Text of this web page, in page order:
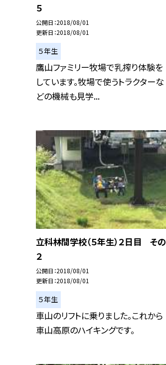
５
公開日 2018/08/01
更新日 2018/08/01
５年生
鷹山ファミリー牧場で乳搾り体験を
しています。牧場で使うトラクターな
どの機械も見学...
立科林間学校（５年生）２日目 その
２
公開日 2018/08/01
更新日 2018/08/01
５年生
車山のリフトに乗りました。これから
車山高原のハイキングです。